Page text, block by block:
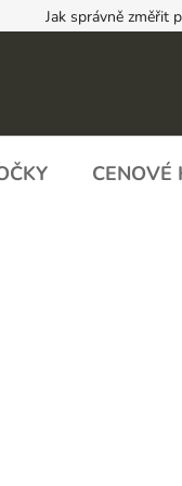
Jak správně změřit
CENOVÉ